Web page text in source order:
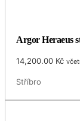
Argor Heraeus
14,200.00 Kč
Stříbro